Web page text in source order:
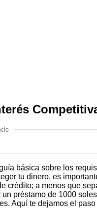
básica sobre los
tu dinero, es
a menos que
préstamo de 1000
Aquí te dejamos el paso